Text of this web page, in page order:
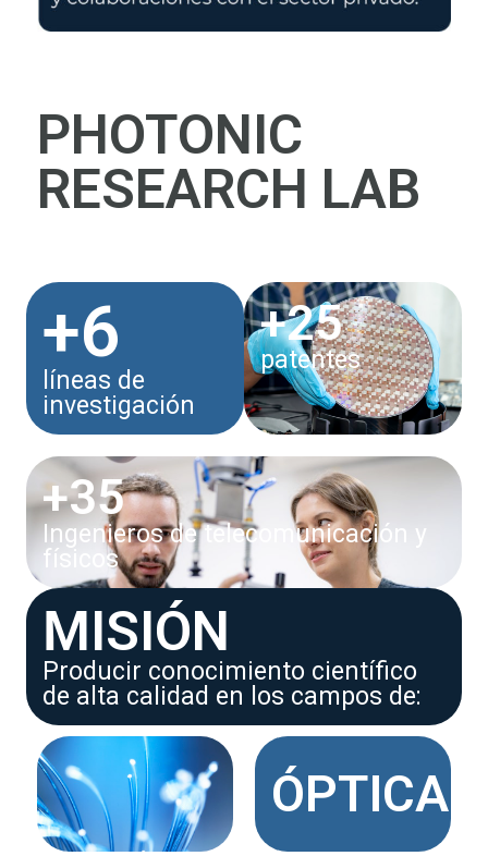
PHOTONIC
RESEARCH LAB
+6
líneas de
investigación
+25
patentes
+35
Ingenieros de telecomunicación y
físicos
MISIÓN
Producir conocimiento científico
de alta calidad en los campos de:
ÓPTICA